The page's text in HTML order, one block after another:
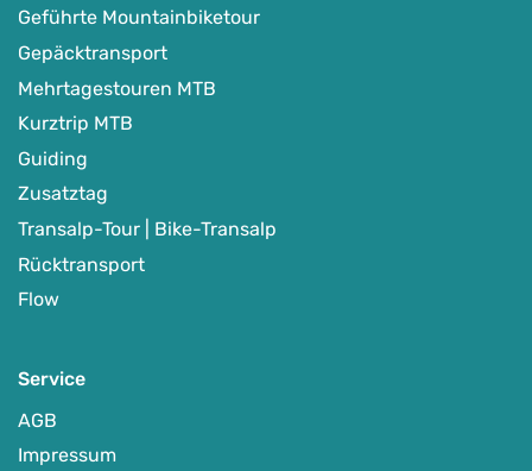
Geführte Mountainbiketour
Gepäcktransport
Mehrtagestouren MTB
Kurztrip MTB
Guiding
Zusatztag
Transalp-Tour | Bike-Transalp
Rücktransport
Flow
Service
AGB
Impressum